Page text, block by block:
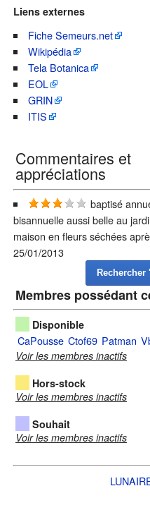
Liens externes
Fiche Semeurs.net
Wikipédia
Tela Botanica
EOL
GRIN
ITIS
Commentaires et
appréciations
baptisé
bisannuelle aussi belle au
maison en fleurs séchées
25/01/2013
Membres possédant
Disponible
CaPousse Ctof69 Patman
Voir les membres inactifs
Hors-stock
Voir les membres inactifs
Souhait
Voir les membres inactifs